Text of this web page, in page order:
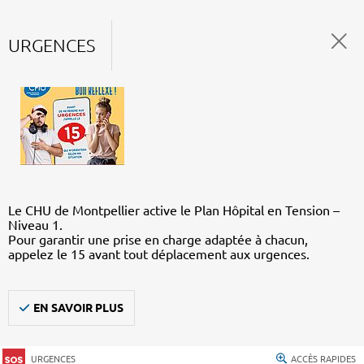
URGENCES
Le CHU de Montpellier active le Plan Hôpital en Tension –
Niveau 1.
Pour garantir une prise en charge adaptée à chacun,
appelez le 15 avant tout déplacement aux urgences.
EN SAVOIR PLUS
URGENCES ACCÈS RAPIDES